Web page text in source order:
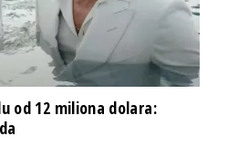
od 12 miliona dolara: